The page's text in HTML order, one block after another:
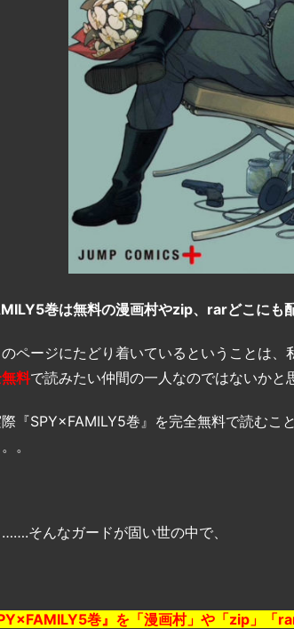
巻は無料の漫画村やzip、rarどこにも
ページにたどり着いているということは
料で読みたい仲間の一人なのではないかと
『SPY×FAMILY5巻』を完全無料で読むこ
。
そんなガードが固い世の中で、
巻』を「漫画村」や「zip」「